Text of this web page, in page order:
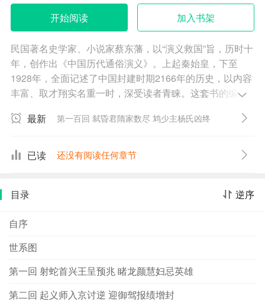
开始阅读 加入书架
民国著名史学家、小说家蔡东藩，以“演义救国”旨，历时十
年，创作出《中国历代通俗演义》。上起秦始皇，下至
1928年，全面记述了中国封建时期2166年的历史，以内容
丰富、取才翔实名重一时，深受读者青睐。这套书的编写
注、有总批，只不过是蔡东藩自批自注。通过这些批注，
出处和异同，或对古代的某些官制、法制、地理、器物、
的选择和运用上，蔡东藩以“正史”为主，兼采稗史、轶闻，
确凿”。由于蔡东藩如此重视历史的真实性，反对虚构杜
撰，因此，这套演义虽然通俗，但却有较高的史学价值。
《南北史演义》为《中国历代通俗演义》之一。共一百
回，作者论述了南朝的宋、齐、梁、陈四个朝代的更替。
最新 第一百回 弑昏君隋家数尽 鸩少主杨氏凶终
已读 还没有阅读任何章节
逆序
目录
自序
世系图
第一回 射蛇首兴王呈预兆 睹龙颜慧妇忌英雄
第二回 起义师入京讨逆 迎御驾报绩增封